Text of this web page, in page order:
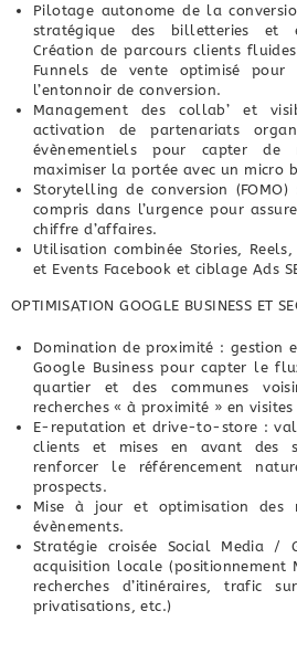
Pilotage autonome de la
stratégique des billetteries et
Création de parcours clients
Funnels de vente optimisé
l’entonnoir de conversion.
Management des collab’ et
activation de partenariats
évènementiels pour capter de
maximiser la portée avec un micro
Storytelling de conversion
compris dans l’urgence pour
chiffre d’affaires.
Utilisation combinée Stories,
et Events Facebook et ciblage Ads
OPTIMISATION GOOGLE BUSINESS ET
Domination de proximité : gestion
Google Business pour capter le
quartier et des communes
recherches « à proximité » en visites
E-reputation et drive-to-store :
clients et mises en avant des
renforcer le référencement
prospects.
Mise à jour et optimisation des
évènements.
Stratégie croisée Social Media /
acquisition locale (positionnement
recherches d’itinéraires, trafic
privatisations, etc.)